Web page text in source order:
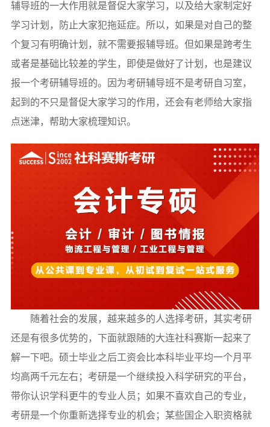
辅导班的一大作用就是督促大家学习，以及给大家制定好
学习计划，防止大家犯拖延症。所以，如果是对自己的整
个复习有明确计划，就不需要报辅导班。但如果是跨考生
或者是基础比较差的学生，即使是做好了计划，也是建议
报一个考研辅导班的。因为考研辅导班不是考研自习室，
起到的不只是督促大家学习的作用，还会有老师给大家指
点迷津，帮助大家梳理知识。
随着社会的发展，越来越多的人选择考研，其实考研
还是有很多优势的，下面就跟随的大连社科赛斯一起来了
解一下吧。硕士毕业之后工资会比本科毕业平均一个月平
均高两千元左右；考研是一个继续投入科学研究的平台，
带你认识学科更牛的专业人员；如果不喜欢自己的专业，
考研是一个你重新选择专业的机会；某些国企入职资格就